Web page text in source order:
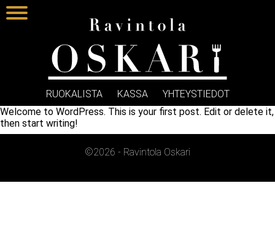
RUOKALISTA KASSA
YHTEYSTIEDOT
Welcome to WordPress. This is your first post. Edit or delete it,
then start writing!
©2026 - Ravintola Oskari